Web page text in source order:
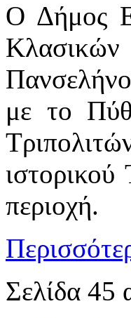
Ο Δήμος
με το
περιοχή.
Σελίδα 45